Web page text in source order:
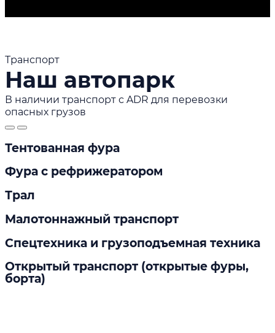
Транспорт
Наш автопарк
В наличии транспорт с ADR для перевозки
опасных грузов
Тентованная фура
Фура с рефрижератором
Трал
Малотоннажный транспорт
Спецтехника и грузоподъемная техника
Открытый транспорт (открытые фуры,
борта)